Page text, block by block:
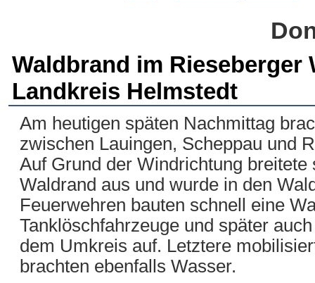
Waldbrand im
Landkreis Helmstedt
Am heutigen späten Nachmittag
zwischen Lauingen, Scheppau und
Auf Grund der Windrichtung
Waldrand aus und wurde in den
Feuerwehren bauten schnell eine
Tanklöschfahrzeuge und später
dem Umkreis auf. Letztere
brachten ebenfalls Wasser.